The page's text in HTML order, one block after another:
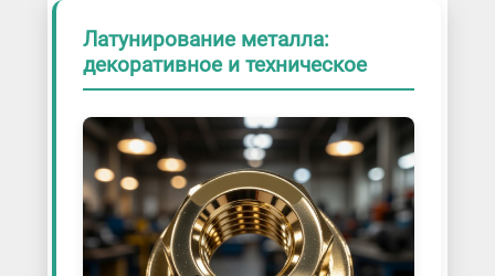
Латунирование металла:
декоративное и техническое